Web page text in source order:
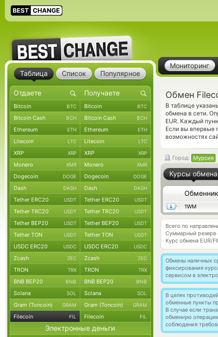
Мониторинг
Обмен
В таблице
обмена в сети.
EUR. Каждый
Если вы впервые
возможностях
Город: Мурсия
Курсы обмена
Обменник
1WM
Всего по
Суммарный резерв
Курс обмена EUR/
Обмены наличных
фиксирования
сервисом в
В целях
обменные пункты
В случае если
обменную
соблюдения
Таблица Список Популярное
Bitcoin BTC Bitcoin BTC
Bitcoin Cash BCH Bitcoin Cash BCH
Ethereum ETH Ethereum ETH
Litecoin LTC Litecoin LTC
XRP XRP XRP XRP
Monero XMR Monero XMR
Dogecoin DOGE Dogecoin DOGE
Dash DASH Dash DASH
Tether ERC20 USDT Tether ERC20 USDT
Tether TRC20 USDT Tether TRC20 USDT
Tether BEP20 USDT Tether BEP20 USDT
Tether TON USDT Tether TON USDT
USDC ERC20 USDC USDC ERC20 USDC
Zcash ZEC Zcash ZEC
TRON TRX TRON TRX
BNB BEP20 BNB BNB BEP20 BNB
Solana SOL Solana SOL
Gram (Toncoin) GRAM Gram (Toncoin) GRAM
Filecoin FIL Filecoin FIL
Электронные деньги